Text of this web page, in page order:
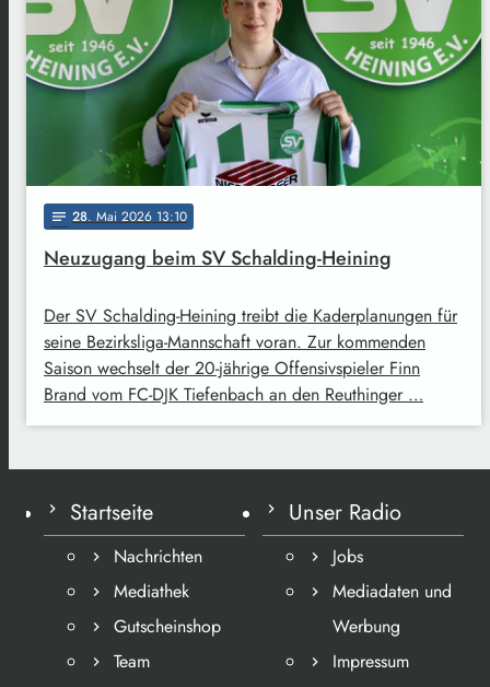
notes 28. Mai 2026 13:10
Neuzugang beim SV Schalding-Heining
Der SV Schalding-Heining treibt die Kaderplanungen für
seine Bezirksliga-Mannschaft voran. Zur kommenden
Saison wechselt der 20-jährige Offensivspieler Finn
Brand vom FC-DJK Tiefenbach an den Reuthinger …
Startseite
Nachrichten
Mediathek
Gutscheinshop
Team
Unser Radio
Jobs
Mediadaten und
Werbung
Impressum